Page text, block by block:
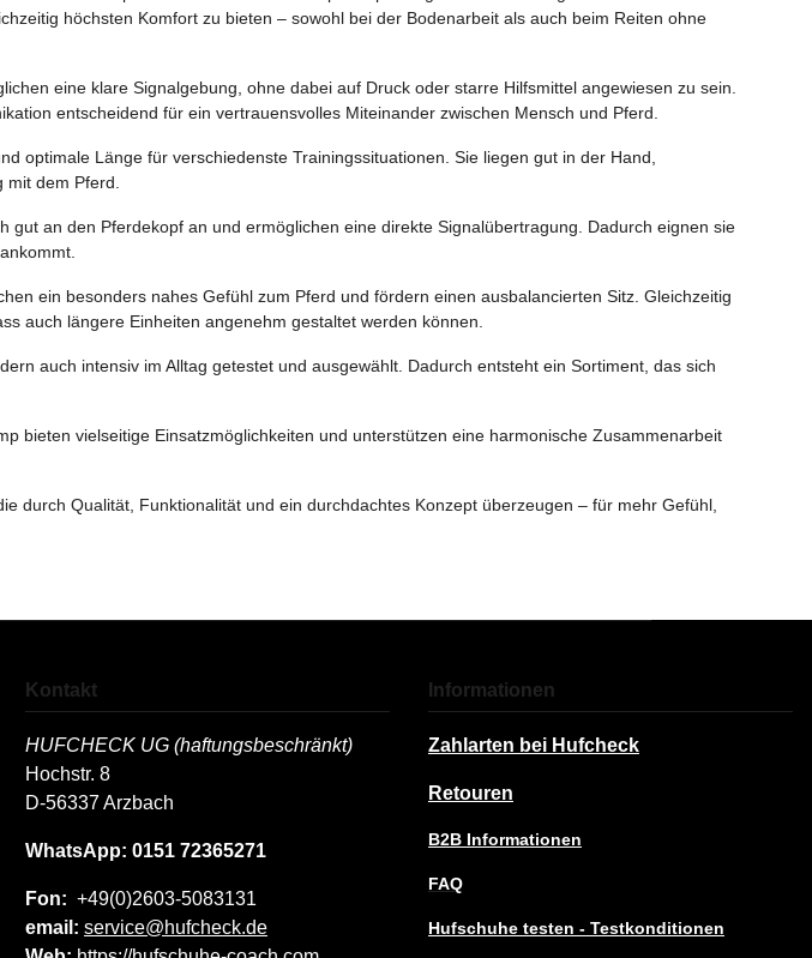
höchsten Komfort zu bieten – sowohl bei der Bodenarbeit als auch beim Reiten ohne
eine klare Signalgebung, ohne dabei auf Druck oder starre Hilfsmittel angewiesen zu sein.
entscheidend für ein vertrauensvolles Miteinander zwischen Mensch und Pferd.
optimale Länge für verschiedenste Trainingssituationen. Sie liegen gut in der Hand,
dem Pferd.
an den Pferdekopf an und ermöglichen eine direkte Signalübertragung. Dadurch eignen sie
ein besonders nahes Gefühl zum Pferd und fördern einen ausbalancierten Sitz. Gleichzeitig
auch längere Einheiten angenehm gestaltet werden können.
auch intensiv im Alltag getestet und ausgewählt. Dadurch entsteht ein Sortiment, das sich
bieten vielseitige Einsatzmöglichkeiten und unterstützen eine harmonische Zusammenarbeit
durch Qualität, Funktionalität und ein durchdachtes Konzept überzeugen – für mehr Gefühl,
Kontakt
HUFCHECK UG (haftungsbeschränkt)
Hochstr. 8
D-56337 Arzbach
WhatsApp: 0151 72365271
Fon: +49(0)2603-5083131
email: service@hufcheck.de
Informationen
Zahlarten bei Hufcheck
Retouren
B2B Informationen
FAQ
Hufschuhe testen - Testkonditionen